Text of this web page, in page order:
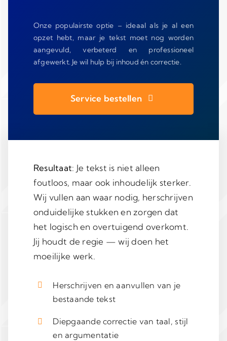
Onze populairste optie – ideaal als je al een
opzet hebt, maar je tekst moet nog worden
aangevuld, verbeterd en professioneel
afgewerkt. Je wil hulp bij inhoud én correctie.
Service bestellen
Resultaat: Je tekst is niet alleen
foutloos, maar ook inhoudelijk sterker.
Wij vullen aan waar nodig, herschrijven
onduidelijke stukken en zorgen dat
het logisch en overtuigend overkomt.
Jij houdt de regie — wij doen het
moeilijke werk.
Herschrijven en aanvullen van je
bestaande tekst
Diepgaande correctie van taal, stijl
en argumentatie